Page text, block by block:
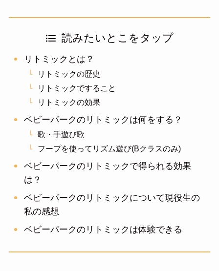
読みたいとこをタップ
リトミックとは？
リトミックの歴史
リトミックですること
リトミックの効果
ベビーパークのリトミックは何をする？
歌・手遊び歌
フープを使ってリズム遊び(Bクラスのみ)
ベビーパークのリトミックで得られる効果
は？
ベビーパークのリトミックについて現役生の
私の感想
ベビーパークのリトミックは体験できる